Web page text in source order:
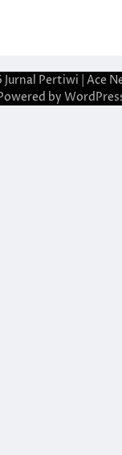
Jurnal Pertiwi | Ace
by